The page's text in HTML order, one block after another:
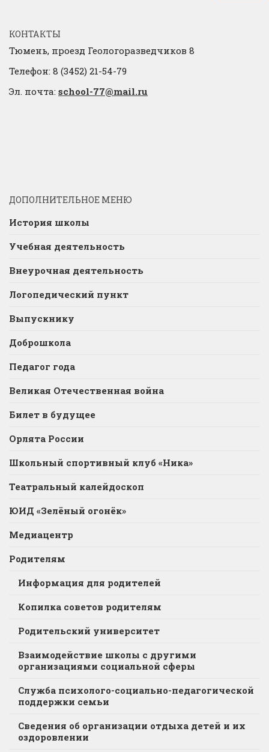
КОНТАКТЫ
Тюмень, проезд Геологоразведчиков 8
Телефон: 8 (3452) 21-54-79
Эл. почта: school-77@mail.ru
ДОПОЛНИТЕЛЬНОЕ МЕНЮ
История школы
Учебная деятельность
Внеурочная деятельность
Логопедический пункт
Выпускнику
Доброшкола
Педагог года
Великая Отечественная война
Билет в будущее
Орлята России
Школьный спортивный клуб «Ника»
Театральный калейдоскоп
ЮИД «Зелёный огонёк»
Медиацентр
Родителям
Информация для родителей
Копилка советов родителям
Родительский университет
Взаимодействие школы с другими
организациями социальной сферы
Служба психолого-социально-педагогической
поддержки семьи
Сведения об организации отдыха детей и их
оздоровлении